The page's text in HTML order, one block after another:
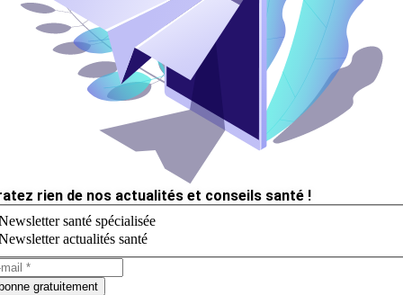
rien de nos actualités et conseils santé !
santé spécialisée
actualités santé
gratuitement